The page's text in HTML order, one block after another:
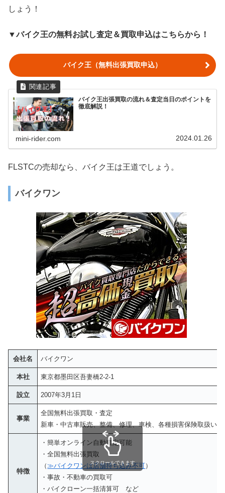
しょう！
▼バイク王の無料お試し査定＆買取申込はこちらから！
バイク王（無料出張買取申込）
バイク王出張買取の流れ＆査定当日のポイントを
徹底解説！
mini-rider.com 2024.01.26
FLSTCの売却なら、バイク王は王道でしょう。
バイクワン
会社名 バイクワン
本社 東京都墨田区吾妻橋2-2-1
設立 2007年3月1日
事業
全国無料出張買取・査定
新車・中古車販売、整備、修理、車検、各種損害保険取扱い
特徴
・簡単オンライン自動査定可能
・全国無料出張買取
（≫バイクワンは店舗持ち込み不可）
・事故・不動車の買取可
・バイクローン一括清算可 など
スクロールできます